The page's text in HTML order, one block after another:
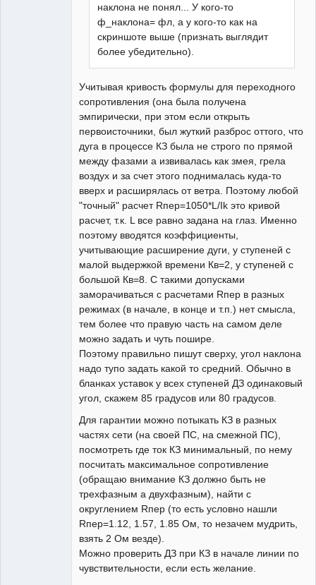
наклона не понял... У кого-то
ф_наклона= фл, а у кого-то как на
скриншоте выше (признать выглядит
более убедительно).
Учитывая кривость формулы для переходного
сопротивления (она была получена
эмпирически, при этом если открыть
первоисточники, был жуткий разброс оттого, что
дуга в процессе КЗ была не строго по прямой
между фазами а извивалась как змея, грела
воздух и за счет этого поднималась куда-то
вверх и расширялась от ветра. Поэтому любой
"точный" расчет Rпер=1050*L/Ik это кривой
расчет, т.к. L все равно задана на глаз. Именно
поэтому вводятся коэффициенты,
учитывающие расширение дуги, у ступеней с
малой выдержкой времени Кв=2, у ступеней с
большой Кв=8. С такими допусками
заморачиваться с расчетами Rпер в разных
режимах (в начале, в конце и т.п.) нет смысла,
тем более что правую часть на самом деле
можно задать и чуть пошире.
Поэтому правильно пишут сверху, угол наклона
надо тупо задать какой то средний. Обычно в
бланках уставок у всех ступеней ДЗ одинаковый
угол, скажем 85 градусов или 80 градусов.
Для гарантии можно потыкать КЗ в разных
частях сети (на своей ПС, на смежной ПС),
посмотреть где ток КЗ минимальный, по нему
посчитать максимальное сопротивление
(обращаю внимание КЗ должно быть не
трехфазным а двухфазным), найти с
округлением Rпер (то есть условно нашли
Rпер=1.12, 1.57, 1.85 Ом, то незачем мудрить,
взять 2 Ом везде).
Можно проверить ДЗ при КЗ в начале линии по
чувствительности, если есть желание.